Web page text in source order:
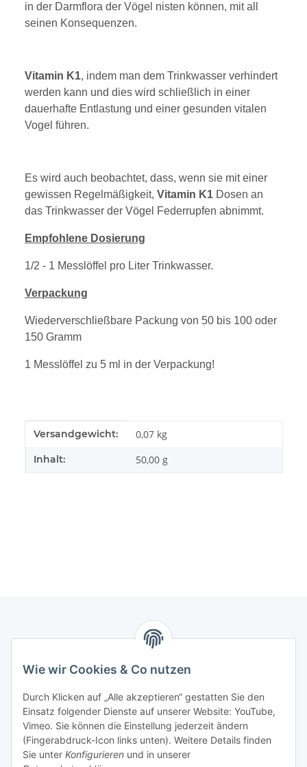
Wie wir Cookies & Co nutzen
Durch Klicken auf „Alle akzeptieren“ gestatten Sie den
Einsatz folgender Dienste auf unserer Website: YouTube,
Vimeo. Sie können die Einstellung jederzeit ändern
(Fingerabdruck-Icon links unten). Weitere Details finden
Sie unter Konfigurieren und in unserer
in der Darmflora der Vögel nisten können, mit all
seinen Konsequenzen.
Vitamin K1, indem man dem Trinkwasser verhindert
werden kann und dies wird schließlich in einer
dauerhafte Entlastung und einer gesunden vitalen
Vogel führen.
Es wird auch beobachtet, dass, wenn sie mit einer
gewissen Regelmäßigkeit, Vitamin K1 Dosen an
das Trinkwasser der Vögel Federrupfen abnimmt.
Empfohlene Dosierung
1/2 - 1 Messlöffel pro Liter Trinkwasser.
Verpackung
Wiederverschließbare Packung von 50 bis 100 oder
150 Gramm
1 Messlöffel zu 5 ml in der Verpackung!
Produkteigenschaft
Wert
Versandgewicht: 0,07 kg
Inhalt: 50,00 g
Mein Konto
Hosting, Design & JTL-Support